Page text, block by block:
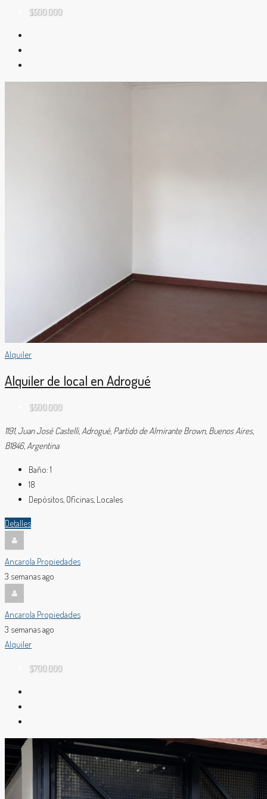
$500.000
Alquiler
Alquiler de local en Adrogué
$500.000
1191, Juan José Castelli, Adrogué, Partido de Almirante Brown, Buenos Aires,
B1846, Argentina
Baño: 1
18
Depósitos, Oficinas, Locales
Detalles
Ancarola Propiedades
3 semanas ago
Ancarola Propiedades
3 semanas ago
Alquiler
$700.000